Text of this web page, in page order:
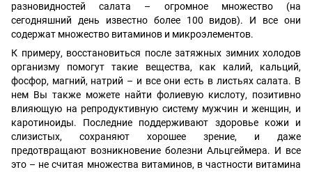
разновидностей салата – огромное множество (на
сегодняшний день известно более 100 видов). И все они
содержат множество витаминов и микроэлементов.
К примеру, восстановиться после затяжных зимних холодов
организму помогут такие вещества, как калий, кальций,
фосфор, магний, натрий – и все они есть в листьях салата. В
нем Вы также можете найти фолиевую кислоту, позитивно
влияющую на репродуктивную систему мужчин и женщин, и
каротиноиды. Последние поддерживают здоровье кожи и
слизистых, сохраняют хорошее зрение, и даже
предотвращают возникновение болезни Альцгеймера. И все
это – не считая множества витаминов, в частности витамина